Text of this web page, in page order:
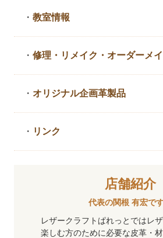
・教室情報
・修理・リメイク・ オーダーメ
・ オリジナル企画革製品
・ リンク
店舗紹介
代表の関根 有宏で
レザークラフトぱれっとではレ
楽しむ方のために必要な皮革・